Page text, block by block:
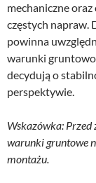
mechaniczne
częstych napraw.
powinna
warunki
decydują o
perspektywie.
Wskazówka: Przed
warunki gruntowe
montażu.